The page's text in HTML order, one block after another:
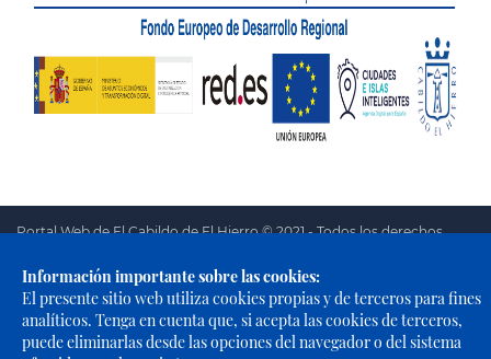
Información importante sobre las cookies:
El presente sitio web utiliza cookies propias y de terceros para fines
analíticos. Tenga en cuenta que, si acepta las cookies de terceros,
puede eliminarlas desde las opciones del navegador o del sistema
Portal Web de El Cabildo de El Hierro © 2021 - Todos los derechos
Legal | Accesibilidad